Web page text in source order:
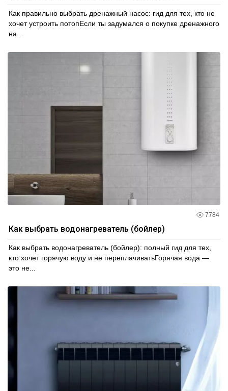
Как правильно выбрать дренажный насос: гид для тех, кто не
хочет устроить потопЕсли ты задумался о покупке дренажного
на...
7784
Как выбрать водонагреватель (бойлер)
Как выбрать водонагреватель (бойлер): полный гид для тех,
кто хочет горячую воду и не переплачиватьГорячая вода —
это не...